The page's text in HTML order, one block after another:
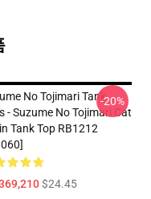
No Tojimari Tank
- Suzume No Tojimari Cat
Tank Top RB1212
$24.45
-20%